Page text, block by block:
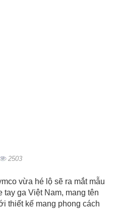
2503
vừa hé lộ sẽ ra mắt mẫu
ga Việt Nam, mang tên
thiết kế mang phong cách